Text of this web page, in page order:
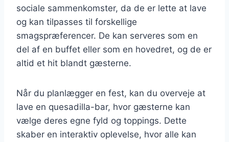
sociale sammenkomster, da de er lette at lave
og kan tilpasses til forskellige
smagspræferencer. De kan serveres som en
del af en buffet eller som en hovedret, og de er
altid et hit blandt gæsterne.
Når du planlægger en fest, kan du overveje at
lave en quesadilla-bar, hvor gæsterne kan
vælge deres egne fyld og toppings. Dette
skaber en interaktiv oplevelse, hvor alle kan